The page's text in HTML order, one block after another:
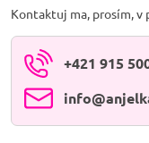
Kontaktuj ma, prosím, v
+421 915